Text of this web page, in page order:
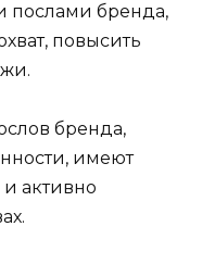
послами бренда,
повысить
бренда,
имеют
активно